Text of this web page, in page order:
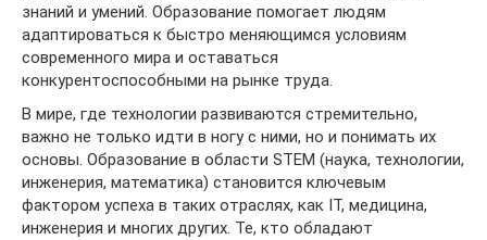
знаний и умений. Образование помогает людям
адаптироваться к быстро меняющимся условиям
современного мира и оставаться
конкурентоспособными на рынке труда.
В мире, где технологии развиваются стремительно,
важно не только идти в ногу с ними, но и понимать их
основы. Образование в области STEM (наука, технологии,
инженерия, математика) становится ключевым
фактором успеха в таких отраслях, как IT, медицина,
инженерия и многих других. Те, кто обладают